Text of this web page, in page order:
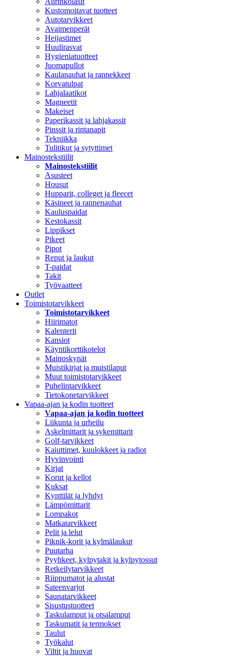
Kustomoitavat tuotteet
Autotarvikkeet
Avaimenperät
Heijastimet
Huulirasvat
Hygieniatuotteet
Juomapullot
Kaulanauhat ja rannekkeet
Korvatulpat
Lahjalaatikot
Magneetit
Makeiset
Paperikassit ja lahjakassit
Pinssit ja rintanapit
Tekniikka
Tulitikut ja sytyttimet
Mainostekstiilit
Mainostekstiilit
Asusteet
Housut
Hupparit, colleget ja fleecet
Käsineet ja rannenauhat
Kauluspaidat
Kestokassit
Lippikset
Pikeet
Pipot
Reput ja laukut
T-paidat
Takit
Työvaatteet
Outlet
Toimistotarvikkeet
Toimistotarvikkeet
Hiirimatot
Kalenterit
Kansiot
Käyntikorttikotelot
Mainoskynät
Muistikirjat ja muistilaput
Muut toimistotarvikkeet
Puhelintarvikkeet
Tietokonetarvikkeet
Vapaa-ajan ja kodin tuotteet
Vapaa-ajan ja kodin tuotteet
Liikunta ja urheilu
Askelmittarit ja sykemittarit
Golf-tarvikkeet
Kaiuttimet, kuulokkeet ja radiot
Hyvinvointi
Kirjat
Korut ja kellot
Kuksat
Kynttilät ja lyhdyt
Lämpömittarit
Lompakot
Matkatarvikkeet
Pelit ja lelut
Piknik-korit ja kylmälaukut
Puutarha
Pyyhkeet, kylpytakit ja kylpytossut
Retkeilytarvikkeet
Riippumatot ja alustat
Sateenvarjot
Saunatarvikkeet
Sisustustuotteet
Taskulamput ja otsalamput
Taskumatit ja termokset
Taulut
Työkalut
Viltit ja huovat